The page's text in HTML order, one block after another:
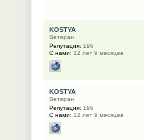
KOSTYA
Ветеран
Репутация: 196
С нами: 12 лет 9 месяцев
KOSTYA
Ветеран
Репутация: 196
С нами: 12 лет 9 месяцев